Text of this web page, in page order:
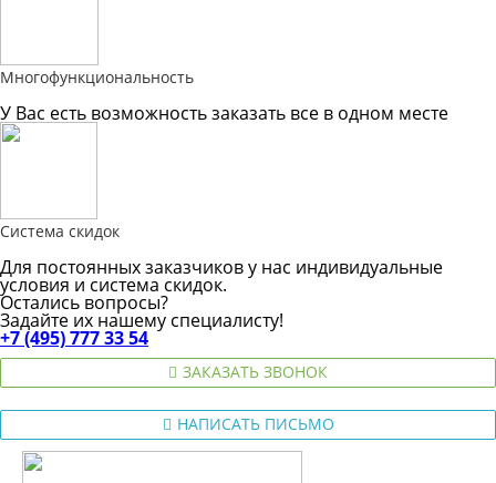
Многофункциональность
У Вас есть возможность заказать все в одном месте
Система скидок
Для постоянных заказчиков у нас индивидуальные
условия и система скидок.
Остались вопросы?
Задайте их нашему специалисту!
+7 (495) 777 33 54
ЗАКАЗАТЬ ЗВОНОК
НАПИСАТЬ ПИСЬМО